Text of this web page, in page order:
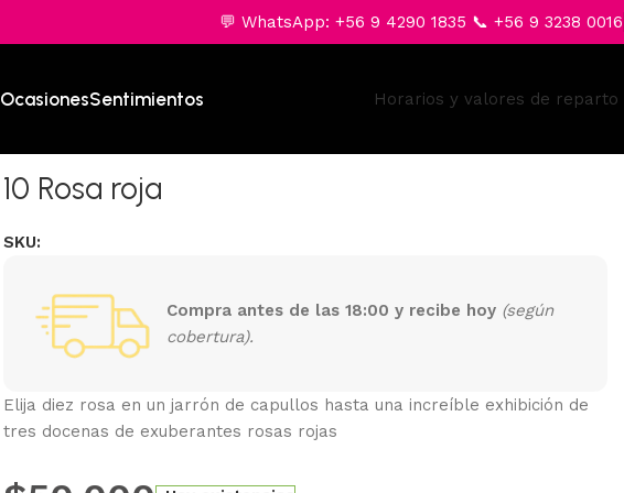
💬 WhatsApp: +56 9 4290 1835 📞 +56 9 3238 0016
OcasionesSentimientos Horarios y valores de reparto
10 Rosa roja
SKU:
Compra antes de las 18:00 y recibe hoy (según
cobertura).
Elija diez rosa en un jarrón de capullos hasta una increíble exhibición de
tres docenas de exuberantes rosas rojas